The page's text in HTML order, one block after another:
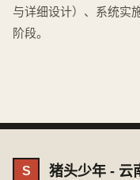
与详细设计）、系统实
阶段。
S 猪头少年 - 云